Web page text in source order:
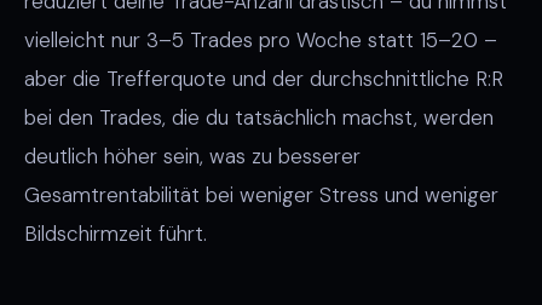
vielleicht nur 3–5 Trades pro Woche statt 15–20 –
aber die Trefferquote und der durchschnittliche R:R
bei den Trades, die du tatsächlich machst, werden
deutlich höher sein, was zu besserer
Gesamtrentabilität bei weniger Stress und weniger
Bildschirmzeit führt.